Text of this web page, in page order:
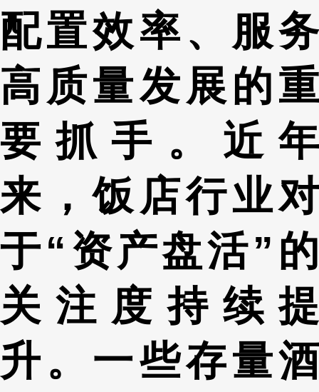
配置效率、服务
高质量发展的重
要抓手。近年
来，饭店行业对
于“资产盘活”的
关注度持续提
升。一些存量酒